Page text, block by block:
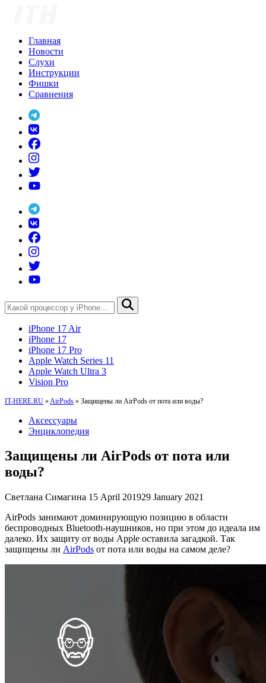
Главная
Новости
Слухи
Инструкции
Фишки
Сравнения
iPhone 17 Air
iPhone 17
iPhone 17 Pro
Apple Watch Series 11
Apple Watch Ultra 3
Vision Pro
IT-HERE.RU » AirPods » Защищены ли AirPods от пота или воды?
Аксессуары
Энциклопедия
Защищены ли AirPods от пота или
воды?
Светлана Симагина 15 April 201929 January 2021
AirPods занимают доминирующую позицию в области
беспроводных Bluetooth-наушников, но при этом до идеала им
далеко. Их защиту от воды Apple оставила загадкой. Так
защищены ли AirPods от пота или воды на самом деле?